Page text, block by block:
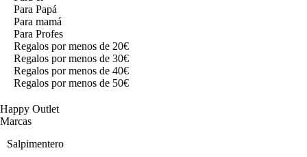
Para Papá
Para mamá
Para Profes
Regalos por menos de 20€
Regalos por menos de 30€
Regalos por menos de 40€
Regalos por menos de 50€
Happy Outlet
Marcas
Salpimentero